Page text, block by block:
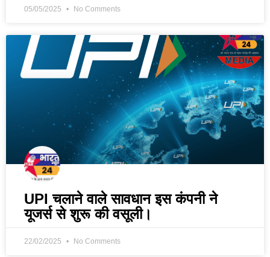
05/05/2025 No Comments
UPI चलाने वाले सावधान इस कंपनी ने
यूजर्स से शुरू की वसूली।
22/02/2025 No Comments